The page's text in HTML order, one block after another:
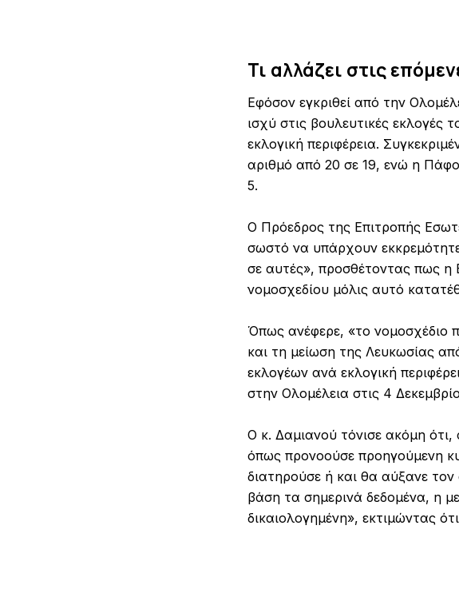
Τι αλλάζει στις
Εφόσον εγκριθεί από την
ισχύ στις βουλευτικές
εκλογική περιφέρεια.
αριθμό από 20 σε 19, ενώ η
5.
Ο Πρόεδρος της Επιτροπής
σωστό να υπάρχουν
σε αυτές», προσθέτοντας πως
νομοσχεδίου μόλις αυτό
Όπως ανέφερε, «το νομοσχέδιο
και τη μείωση της Λευκωσίας
εκλογέων ανά εκλογική
στην Ολομέλεια στις 4
Ο κ. Δαμιανού τόνισε ακόμη
όπως προνοούσε προηγούμενη
διατηρούσε ή και θα αύξανε
βάση τα σημερινά δεδομένα, η
δικαιολογημένη», εκτιμώντας